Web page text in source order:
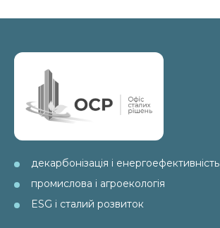
декарбонізація і енергоефективність
промислова і агроекологія
ESG і сталий розвиток